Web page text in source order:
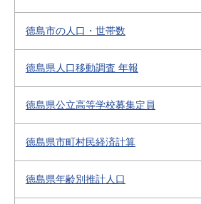
徳島市の人口・世帯数
徳島県人口移動調査 年報
徳島県公立高等学校募集定員
徳島県市町村民経済計算
徳島県年齢別推計人口